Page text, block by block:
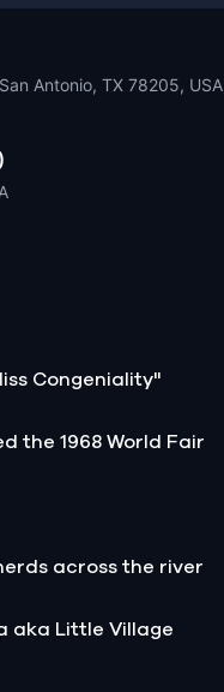
Antonio, TX 78205, USA
Congeniality"
the 1968 World Fair
across the river
aka Little Village